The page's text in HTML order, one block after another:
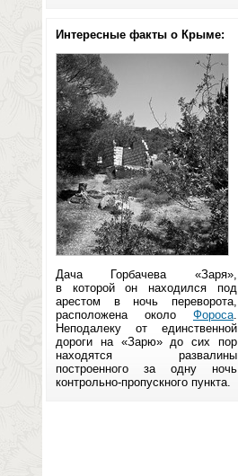
Интересные факты о Крыме:
Дача Горбачева «Заря»,
в которой он находился под
арестом в ночь переворота,
расположена около Фороса.
Неподалеку от единственной
дороги на «Зарю» до сих пор
находятся развалины
построенного за одну ночь
контрольно-пропускного пункта.